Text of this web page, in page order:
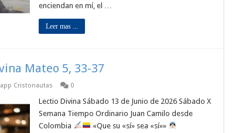
enciendan en mí, el …
Leer mas ...
Mateo 5, 33-37
Cristonautas 0
Lectio Divina Sábado 13 de Junio de 2026 Sábado X
Semana Tiempo Ordinario Juan Camilo desde
Colombia
«Que su «sí» sea «sí»»